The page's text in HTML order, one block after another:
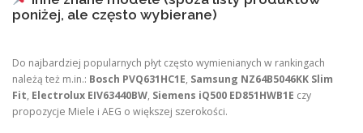
poniżej, ale często wybierane)
Do najbardziej popularnych płyt często wymienianych w rankingach
należą też m.in.: Bosch PVQ631HC1E, Samsung NZ64B5046KK Slim
Fit, Electrolux EIV63440BW, Siemens iQ500 ED851HWB1E czy
propozycje Miele i AEG o większej szerokości.